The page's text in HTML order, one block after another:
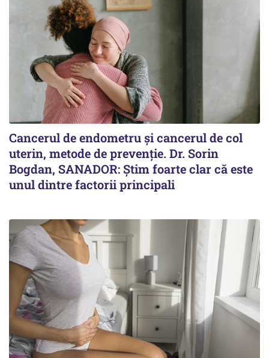
Cancerul de endometru și cancerul de col
uterin, metode de prevenție. Dr. Sorin
Bogdan, SANADOR: Știm foarte clar că este
unul dintre factorii principali